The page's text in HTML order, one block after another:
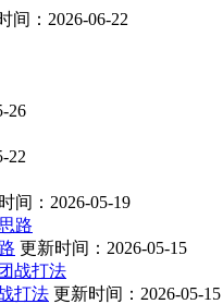
间：2026-06-22
26
22
间：2026-05-19
更新时间：2026-05-15
打法 更新时间：2026-05-15